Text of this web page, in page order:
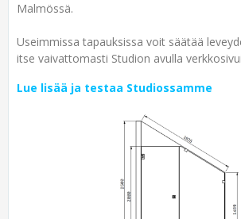
Malmössä.
Useimmissa tapauksissa voit säätää
itse vaivattomasti Studion avulla
Lue lisää ja testaa Studiossamme